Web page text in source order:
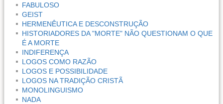
FABULOSO
GEIST
HERMENÊUTICA E DESCONSTRUÇÃO
HISTORIADORES DA "MORTE" NÃO QUESTIONAM O QUE
É A MORTE
INDIFERENÇA
LOGOS COMO RAZÃO
LOGOS E POSSIBILIDADE
LOGOS NA TRADIÇÃO CRISTÃ
MONOLINGUISMO
NADA